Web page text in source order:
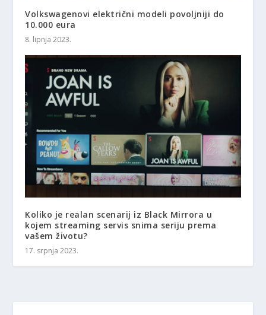
Volkswagenovi električni modeli povoljniji do
10.000 eura
8. lipnja 2023.
Koliko je realan scenarij iz Black Mirrora u
kojem streaming servis snima seriju prema
vašem životu?
17. srpnja 2023.